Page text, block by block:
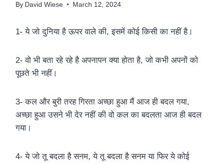
By David Wiese March 12, 2024
1- ये जो दुनिया है ऊपर वाले की, इसमें कोई किसी का नहीं है।
2- वो भी बता रहे रहे है अपनापन क्या होता है, जो कभी अपनों को
पूछते भी नहीं।
3- कल और बुरी तरह गिरता अच्छा हुआ मैं आज ही बदल गया,
अच्छा हुआ उसने भी देर नहीं की वो कल का बदलता आज ही बदल
गया।
4- ये जो तू बदला है सनम, ये तू बदला है सनम या फिर ये कोई